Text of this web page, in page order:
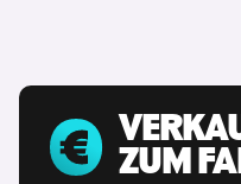
ZUM